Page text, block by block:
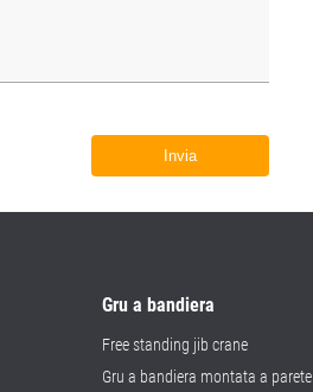
Invia
Gru a bandiera
Free standing jib crane
Gru a bandiera montata a parete